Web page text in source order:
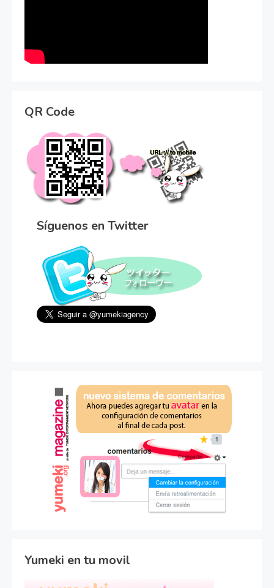
QR Code
Síguenos en Twitter
Yumeki en tu movil